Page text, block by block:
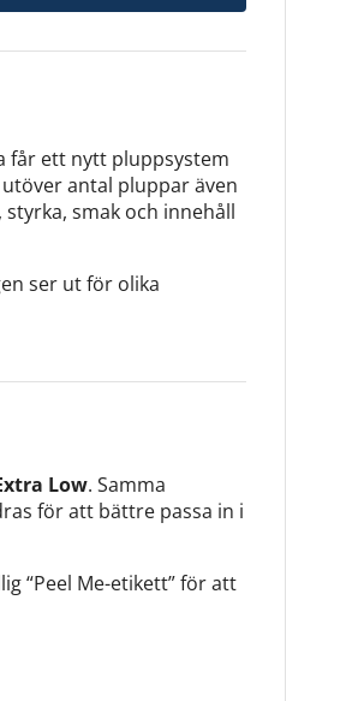
får ett nytt pluppsystem
antal pluppar även
smak och innehåll
ser ut för olika
Low. Samma
för att bättre passa in i
“Peel Me-etikett” för att